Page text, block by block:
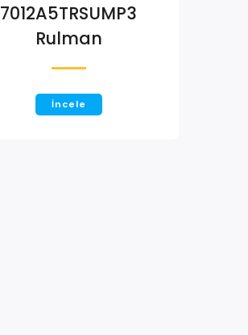
7012A5TRSUMP3
Rulman
İncele